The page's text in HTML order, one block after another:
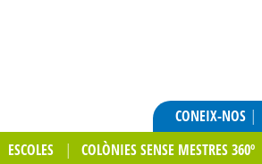
CONEIX-NOS
ESCOLES COLÒNIES SENSE MESTRES 360º